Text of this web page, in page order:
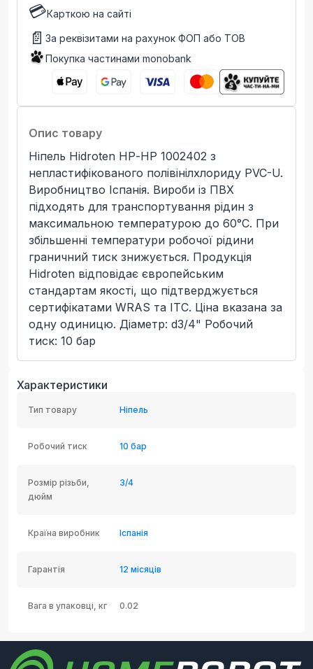
💳Карткою на сайті
📄 За реквізитами на рахунок ФОП або ТОВ
Покупка частинами monobank
Опис товару
Ніпель Hidroten НР-НР 1002402 з
непластифікованого полівінілхлориду PVC-U.
Виробництво Іспанія. Вироби із ПВХ
підходять для транспортування рідин з
максимальною температурою до 60°C. При
збільшенні температури робочої рідини
граничний тиск знижується. Продукція
Hidroten відповідає європейським
стандартам якості, що підтверджується
сертифікатами WRAS та ITC. Ціна вказана за
одну одиницю. Діаметр: d3/4" Робочий
тиск: 10 бар
Характеристики
Тип товару Ніпель
Робочий тиск 10 бар
Розмір різьби,
дюйм
3/4
Країна виробник Іспанія
Гарантія 12 місяців
Вага в упаковці, кг 0.02